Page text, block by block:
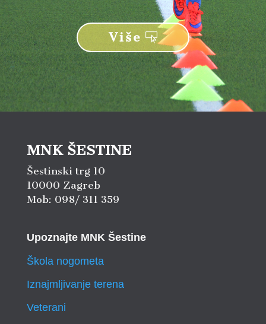
Više
MNK ŠESTINE
Šestinski trg 10
10000 Zagreb
Mob: 098/ 311 359
Upoznajte MNK Šestine
Škola nogometa
Iznajmljivanje terena
Veterani